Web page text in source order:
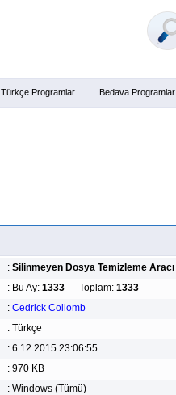
Türkçe Programlar Bedava Programlar
: Silinmeyen Dosya Temizleme Aracı
: Bu Ay: 1333 Toplam: 1333
: Cedrick Collomb
: Türkçe
: 6.12.2015 23:06:55
: 970 KB
: Windows (Tümü)